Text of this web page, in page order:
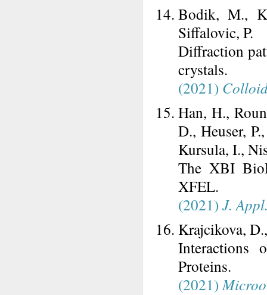
Bodik, M.,
Siffalovic, P.
Diffraction
crystals.
(2021)
Han, H.,
D., Heuser,
Kursula, I.,
The XBI
XFEL.
(2021)J.
Krajcikova,
Interactions
Proteins.
(2021)